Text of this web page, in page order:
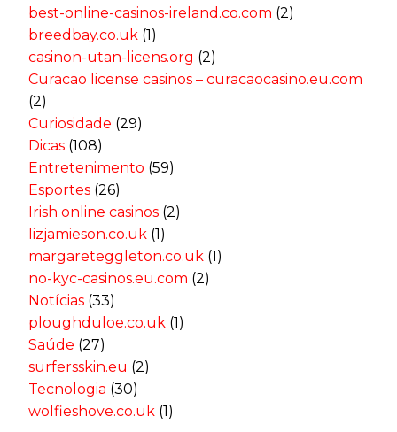
best-online-casinos-ireland.co.com (2)
breedbay.co.uk (1)
casinon-utan-licens.org (2)
Curacao license casinos – curacaocasino.eu.com
(2)
Curiosidade (29)
Dicas (108)
Entretenimento (59)
Esportes (26)
Irish online casinos (2)
lizjamieson.co.uk (1)
margareteggleton.co.uk (1)
no-kyc-casinos.eu.com (2)
Notícias (33)
ploughduloe.co.uk (1)
Saúde (27)
surfersskin.eu (2)
Tecnologia (30)
wolfieshove.co.uk (1)